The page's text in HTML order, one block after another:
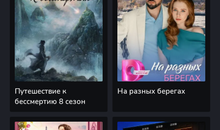
Путешествие к
бессмертию 8 сезон
На разных берегах